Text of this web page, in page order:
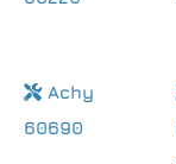
Achy
60690